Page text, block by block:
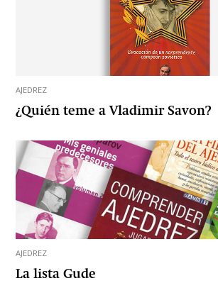
AJEDREZ
¿Quién teme a Vladimir Savon?
AJEDREZ
La lista Gude